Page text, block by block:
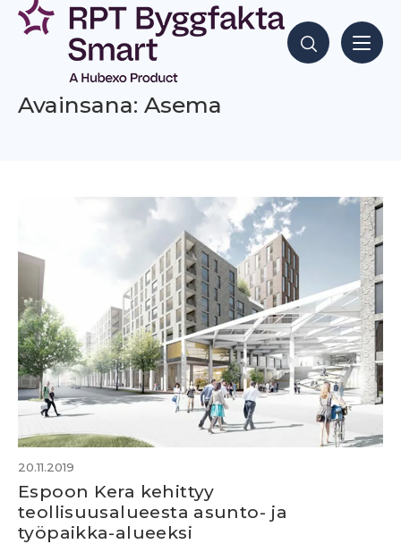
Siirry
sisältöön
Hae sisältöjä
Avainsana: Asema
20.11.2019
Espoon Kera kehittyy
teollisuusalueesta asunto- ja
työpaikka-alueeksi